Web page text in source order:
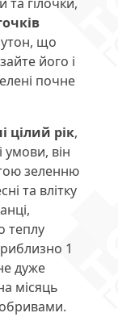
що
його і
почне
цілий рік,
умови, він
зеленню
та влітку
теплу
1
дуже
місяць